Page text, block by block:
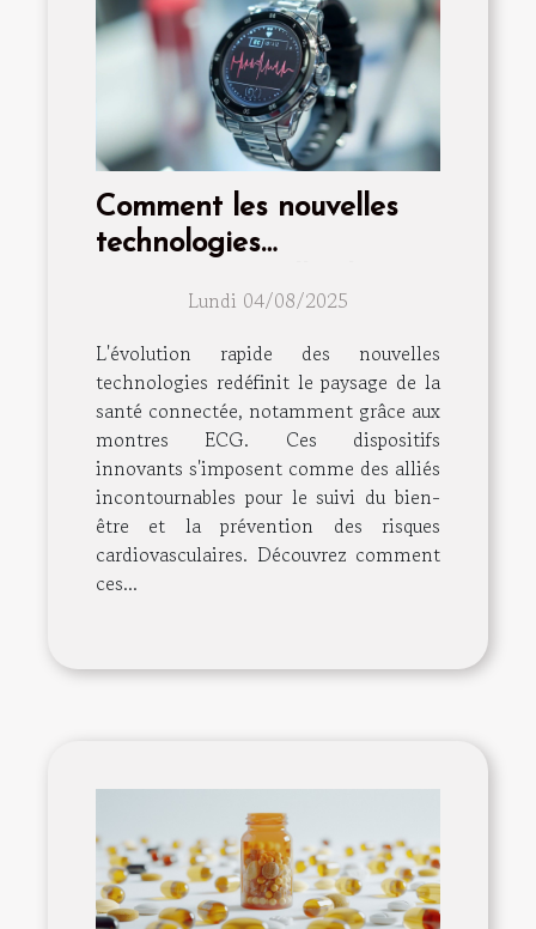
Comment les nouvelles
technologies
montres ECG en outils de
santé essentiels ?
Lundi 04/08/2025
L'évolution rapide des nouvelles
technologies redéfinit le paysage de la
santé connectée, notamment grâce aux
montres ECG. Ces dispositifs
innovants s'imposent comme des alliés
incontournables pour le suivi du bien-
être et la prévention des risques
cardiovasculaires. Découvrez comment
ces...